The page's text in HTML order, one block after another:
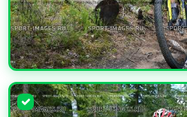
УВЕЛИЧИТЬ